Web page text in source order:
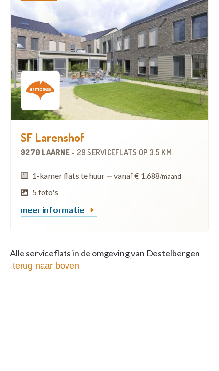
SF Larenshof
9270 LAARNE - 29 SERVICEFLATS OP 3.5 KM
1-kamer flats te huur — vanaf € 1.688/maand
5 foto's
meer informatie
Alle serviceflats in de omgeving van Destelbergen
terug naar boven